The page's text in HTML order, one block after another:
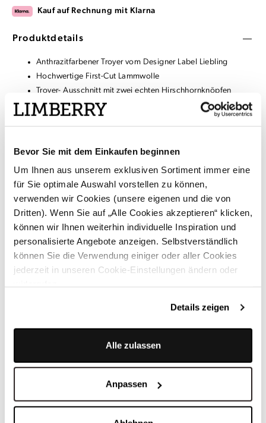
Bevor Sie mit dem Einkaufen beginnen
Um Ihnen aus unserem exklusiven Sortiment immer eine
für Sie optimale Auswahl vorstellen zu können,
verwenden wir Cookies (unsere eigenen und die von
Dritten). Wenn Sie auf „Alle Cookies akzeptieren“ klicken,
können wir Ihnen weiterhin individuelle Inspiration und
personalisierte Angebote anzeigen. Selbstverständlich
können Sie die Verwendung einiger oder aller Cookies
jederzeit in unseren Cookie-Einstellungen ändern oder
Details zeigen
Alle zulassen
Anpassen
Kauf auf Rechnung mit Klarna
Produktdetails
Anthrazitfarbener Troyer vom Designer Label Liebling
Hochwertige First-Cut Lammwolle
Troyer- Ausschnitt mit zwei echten Hirschhornknöpfen
Strickjanker mit Kapuze
Versand & Rückgabe
UP-SELLS